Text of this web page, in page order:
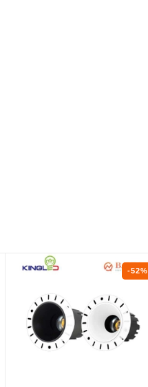
-52%